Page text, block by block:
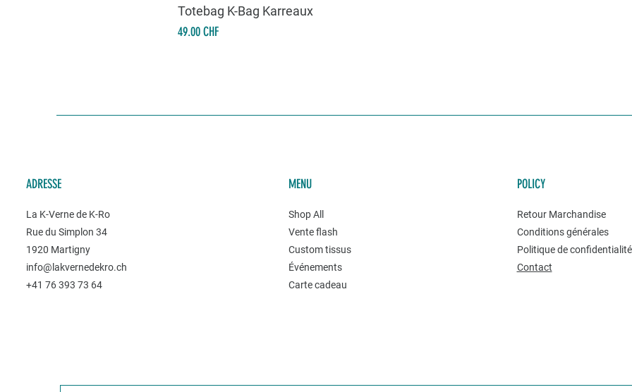
Totebag K-Bag Karreaux
Prix
49.00 CHF
ADRESSE
La K-Verne de K-Ro
Rue du Simplon 34
1920 Martigny
info@lakvernedekro.ch
+41 76 393 73 64
MENU
Shop All
Vente flash
Custom tissus
Événements
Carte cadeau
POLICY
Retour Marchandise
Conditions générales
Politique de
Contact